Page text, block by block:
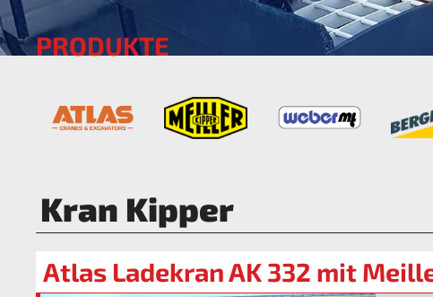
PRODUKTE
Kran Kipper
Atlas Ladekran AK 332 mit